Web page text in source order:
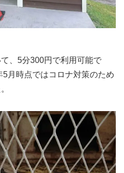
、5分300円で利用可能で
月時点ではコロナ対策のため